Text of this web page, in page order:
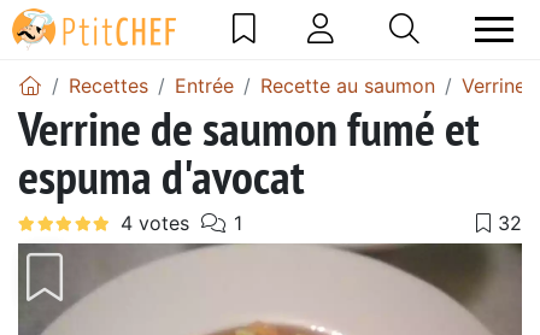
Recettes Entrée Recette au saumon Verrine
Verrine de saumon fumé et
espuma d'avocat